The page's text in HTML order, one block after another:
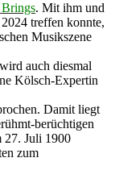
. Mit ihm und
treffen konnte,
Musikszene
wird auch diesmal
Kölsch-Expertin
Damit liegt
berüchtigen
27. Juli 1900
zum